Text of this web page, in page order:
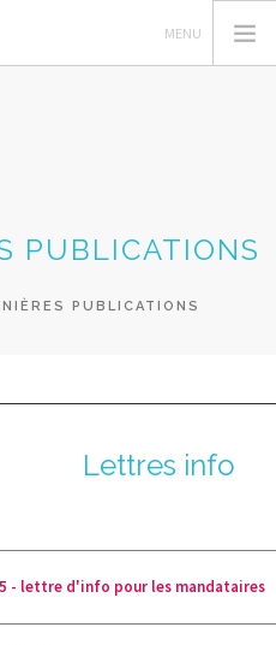
PUBLICATIONS
PUBLICATIONS
Lettres info
- lettre d'info pour les mandataires